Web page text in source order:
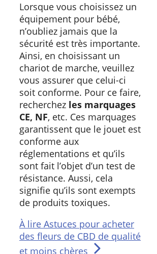
Lorsque vous choisissez un
équipement pour bébé,
n’oubliez jamais que la
sécurité est très importante.
Ainsi, en choisissant un
chariot de marche, veuillez
vous assurer que celui-ci
soit conforme. Pour ce faire,
recherchez les marquages
CE, NF, etc. Ces marquages
garantissent que le jouet est
conforme aux
réglementations et qu’ils
sont fait l’objet d’un test de
résistance. Aussi, cela
signifie qu’ils sont exempts
de produits toxiques.
À lire Astuces pour acheter
des fleurs de CBD de qualité
et moins chères